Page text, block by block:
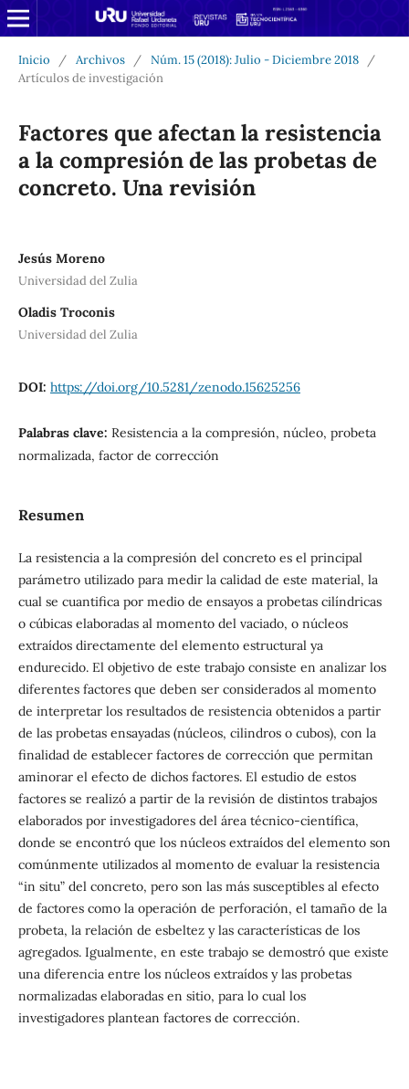
Inicio / Archivos / Núm. 15 (2018): Julio - Diciembre 2018
/
Artículos de investigación
Factores que afectan la resistencia
a la compresión de las probetas de
concreto. Una revisión
Jesús Moreno
Universidad del Zulia
Oladis Troconis
Universidad del Zulia
DOI: https://doi.org/10.5281/zenodo.15625256
Palabras clave: Resistencia a la compresión, núcleo, probeta
normalizada, factor de corrección
Resumen
La resistencia a la compresión del concreto es el principal
parámetro utilizado para medir la calidad de este material, la
cual se cuantifica por medio de ensayos a probetas cilíndricas
o cúbicas elaboradas al momento del vaciado, o núcleos
extraídos directamente del elemento estructural ya
endurecido. El objetivo de este trabajo consiste en analizar los
diferentes factores que deben ser considerados al momento
de interpretar los resultados de resistencia obtenidos a partir
de las probetas ensayadas (núcleos, cilindros o cubos), con la
finalidad de establecer factores de corrección que permitan
aminorar el efecto de dichos factores. El estudio de estos
factores se realizó a partir de la revisión de distintos trabajos
elaborados por investigadores del área técnico-científica,
donde se encontró que los núcleos extraídos del elemento son
comúnmente utilizados al momento de evaluar la resistencia
“in situ” del concreto, pero son las más susceptibles al efecto
de factores como la operación de perforación, el tamaño de la
probeta, la relación de esbeltez y las características de los
agregados. Igualmente, en este trabajo se demostró que existe
una diferencia entre los núcleos extraídos y las probetas
normalizadas elaboradas en sitio, para lo cual los
investigadores plantean factores de corrección.